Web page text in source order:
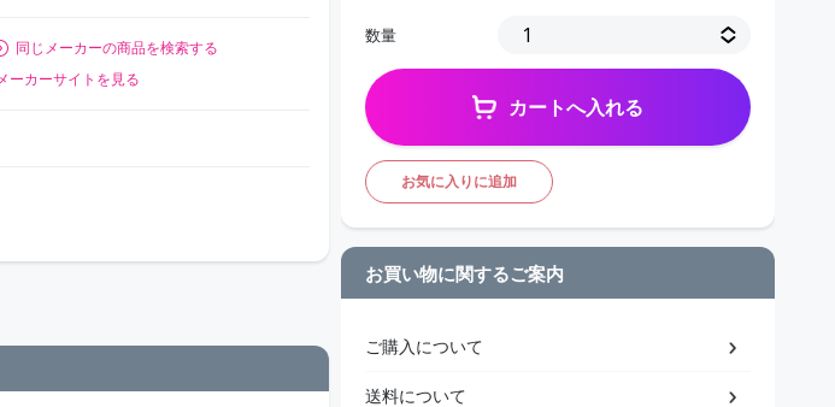
同じメーカーの商品を検索する
ーカーサイトを見る
数量
カートへ入れる
お気に入りに追加
お買い物に関するご案内
ご購入について
送料について